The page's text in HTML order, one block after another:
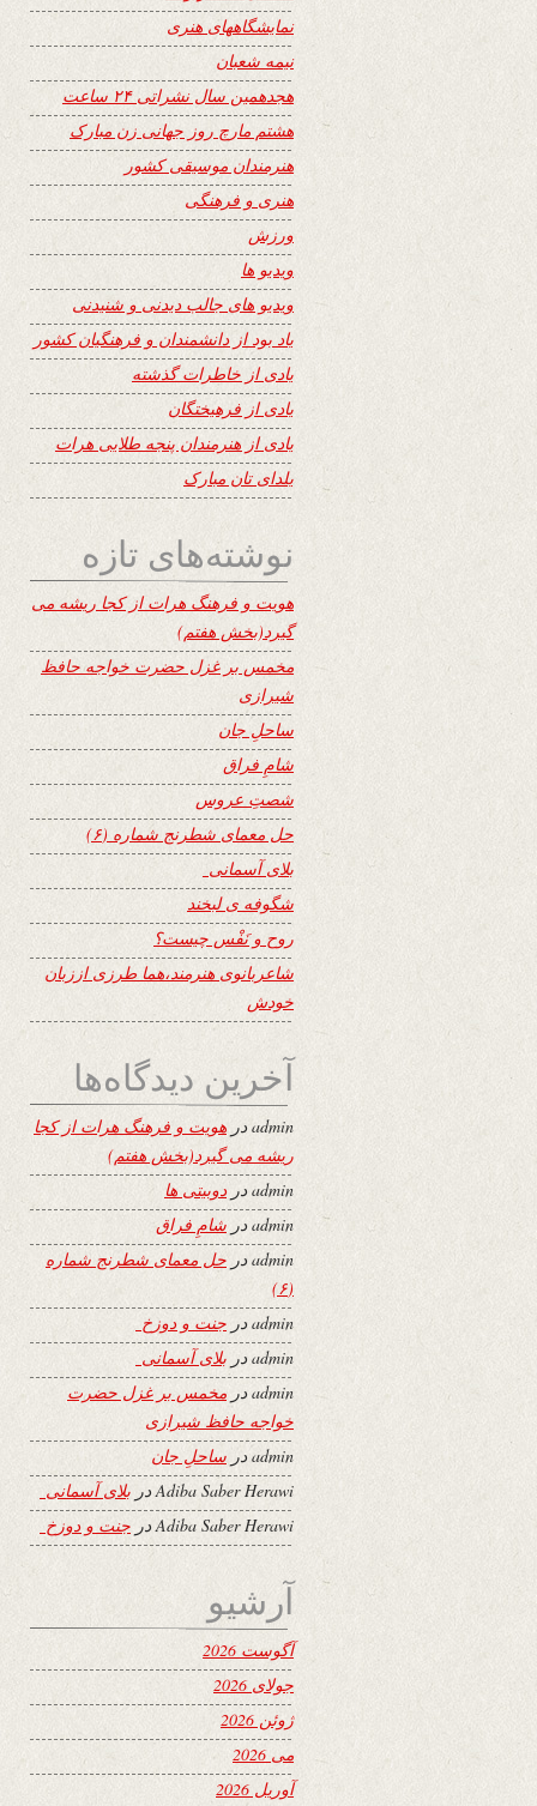
نمایشگاههای هنری
نیمه شعبان
هجدهمین سال نشراتی ۲۴ ساعت
هشتم مارچ روز جهانی زن مبارک
هنرمندان موسیقی کشور
هنری و فرهنگی
ورزش
ویدیو ها
ویدیو های جالب دیدنی و شنیدنی
یاد بود از دانشمندان و فرهنگیان کشور
یادی از خاطرات گذشته
یادی از فرهیختگان
یادی از هنرمندان پنجه طلایی هرات
یلدای تان مبارک
نوشته‌های تازه
هویت و فرهنگ هرات از کجا ریشه می
گیرد(بخش هفتم)
مخمس بر غزل حضرت خواجه حافظ
شیرازی
ساحلِ جان
شامِ فراق
شصتِ عروس
حل معمای شطرنج شماره (۶)
بلای آسمانی
شگوفه ى لبخند
روح و نَفْس چیست؟
شاعربانوی هنرمند،هما طرزی اززبان
خودش
آخرین دیدگاه‌ها
adminدر هویت و فرهنگ هرات از کجا
ریشه می گیرد(بخش هفتم)
admin دردوبیتی ها
adminدر شامِ فراق
adminدر حل معمای شطرنج شماره
(۶)
adminدر جنت و دوزخ
adminدر بلای آسمانی
adminدر مخمس بر غزل حضرت
خواجه حافظ شیرازی
adminدر ساحلِ جان
Adiba Saber Herawiدر بلای آسمانی
Adiba Saber Herawiدر جنت و دوزخ
آرشیو
آگوست 2026
جولای 2026
ژوئن 2026
می 2026
آوریل 2026